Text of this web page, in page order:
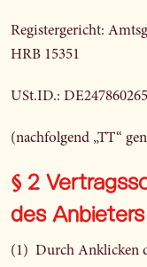
Registergericht:
HRB 15351
USt.ID.: DE247860265
(nachfolgend „TT“
§ 2
des Anbieters
(1) Durch Anklicken